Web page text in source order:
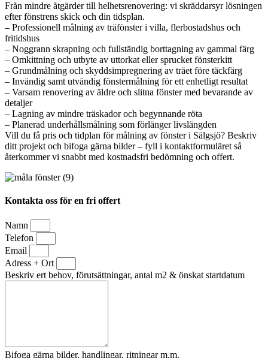
Från mindre åtgärder till helhetsrenovering: vi skräddarsyr lösningen
efter fönstrens skick och din tidsplan.
– Professionell målning av träfönster i villa, flerbostadshus och
fritidshus
– Noggrann skrapning och fullständig borttagning av gammal färg
– Omkittning och utbyte av uttorkat eller sprucket fönsterkitt
– Grundmålning och skyddsimpregnering av träet före täckfärg
– Invändig samt utvändig fönstermålning för ett enhetligt resultat
– Varsam renovering av äldre och slitna fönster med bevarande av
detaljer
– Lagning av mindre träskador och begynnande röta
– Planerad underhållsmålning som förlänger livslängden
Vill du få pris och tidplan för målning av fönster i Sälgsjö? Beskriv
ditt projekt och bifoga gärna bilder – fyll i kontaktformuläret så
återkommer vi snabbt med kostnadsfri bedömning och offert.
Kontakta oss för en fri offert
Namn
Telefon
Email
Adress + Ort
Beskriv ert behov, förutsättningar, antal m2 & önskat startdatum
Bifoga gärna bilder, handlingar, ritningar m.m.